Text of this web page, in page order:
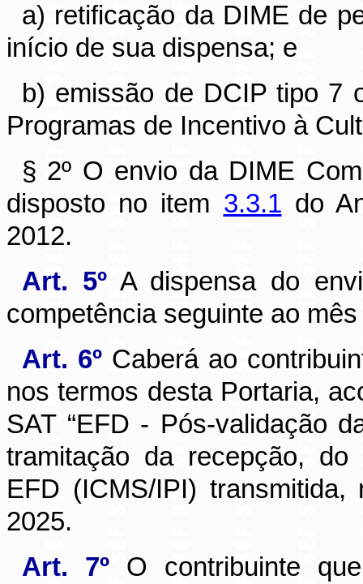
a) retificação da DIME de
início de sua dispensa; e
b) emissão de DCIP tipo 7
Programas de Incentivo à
§ 2º O envio da DIME
disposto no item 3.3.1 do
2012.
Art. 5ºA dispensa do
competência seguinte ao
Art. 6ºCaberá ao
nos termos desta Portaria,
SAT “EFD - Pós-validação
tramitação da recepção,
EFD (ICMS/IPI)
2025.
Art. 7º O contribuinte